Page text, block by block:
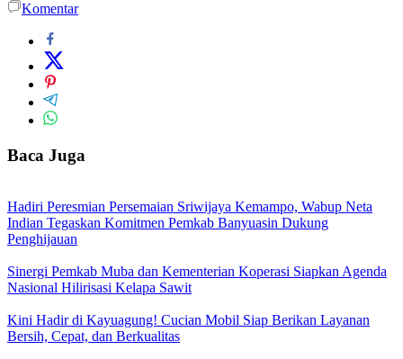
Komentar
Baca Juga
Hadiri Peresmian Persemaian Sriwijaya Kemampo, Wabup Neta
Indian Tegaskan Komitmen Pemkab Banyuasin Dukung
Penghijauan
Sinergi Pemkab Muba dan Kementerian Koperasi Siapkan Agenda
Nasional Hilirisasi Kelapa Sawit
Kini Hadir di Kayuagung! Cucian Mobil Siap Berikan Layanan
Bersih, Cepat, dan Berkualitas